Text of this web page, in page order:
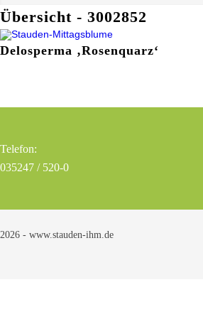
Übersicht - 3002852
Delosperma ‚Rosenquarz‘
Telefon:
035247 / 520-0
2026 - www.stauden-ihm.de